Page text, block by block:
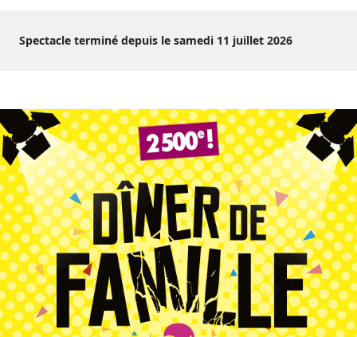
Spectacle terminé depuis le samedi 11 juillet 2026